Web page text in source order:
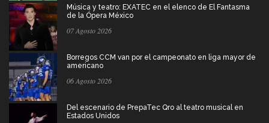
Música y teatro: EXATEC en el elenco de El Fantasma
de la Ópera México
07 Agosto 2026
Borregos CCM van por el campeonato en liga mayor de
americano
06 Agosto 2026
Del escenario de PrepaTec Qro al teatro musical en
Estados Unidos